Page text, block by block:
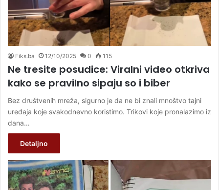
Fiks.ba 12/10/2025 0 115
Ne tresite posudice: Viralni video otkriva
kako se pravilno sipaju so i biber
Bez društvenih mreža, sigurno je da ne bi znali mnoštvo tajni
uređaja koje svakodnevno koristimo. Trikovi koje pronalazimo iz
dana…
Detaljno